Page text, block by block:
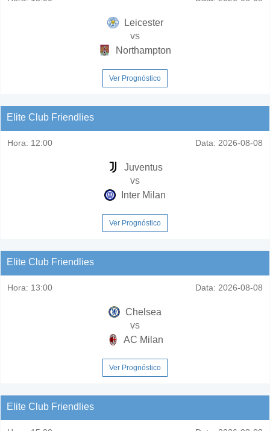
Leicester
vs
Northampton
Ver Prognóstico
Elite Club Friendlies
Hora: 12:00 Data: 2026-08-08
Juventus
vs
Inter Milan
Ver Prognóstico
Elite Club Friendlies
Hora: 13:00 Data: 2026-08-08
Chelsea
vs
AC Milan
Ver Prognóstico
Elite Club Friendlies